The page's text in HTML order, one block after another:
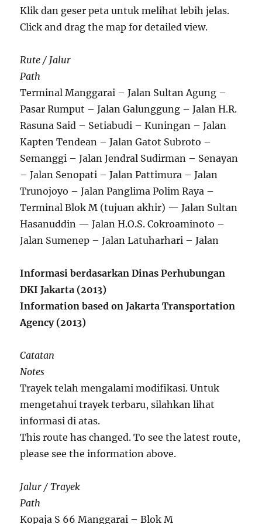
Klik dan geser peta untuk melihat lebih jelas.
Click and drag the map for detailed view.
Rute / Jalur
Path
Terminal Manggarai – Jalan Sultan Agung –
Pasar Rumput – Jalan Galunggung – Jalan H.R.
Rasuna Said – Setiabudi – Kuningan – Jalan
Kapten Tendean – Jalan Gatot Subroto –
Semanggi – Jalan Jendral Sudirman – Senayan
– Jalan Senopati – Jalan Pattimura – Jalan
Trunojoyo – Jalan Panglima Polim Raya –
Terminal Blok M (tujuan akhir) — Jalan Sultan
Hasanuddin — Jalan H.O.S. Cokroaminoto –
Jalan Sumenep – Jalan Latuharhari – Jalan
Informasi berdasarkan Dinas Perhubungan
DKI Jakarta (2013)
Information based on Jakarta Transportation
Agency (2013)
Catatan
Notes
Trayek telah mengalami modifikasi. Untuk
mengetahui trayek terbaru, silahkan lihat
informasi di atas.
This route has changed. To see the latest route,
please see the information above.
Jalur / Trayek
Path
Kopaja S 66 Manggarai – Blok M